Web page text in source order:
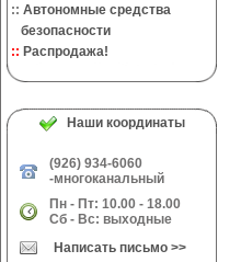
:: Автономные средства
безопасности
:: Распродажа!
Наши координаты
(926) 934-6060
-многоканальный
Пн - Пт: 10.00 - 18.00
Сб - Вс: выходные
Написать письмо >>